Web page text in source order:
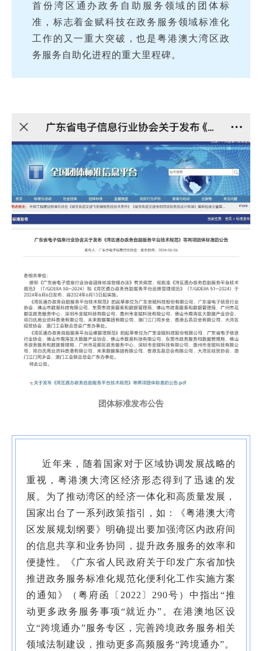
首份湾区通办政务自助服务领域的团体标
准，标志着金赋科技在政务服务领域标准化
工作的又一重大突破，也是粤港澳大湾区政
务服务自助化进程的重大里程碑。
团体标准发布公告
近年来，随着国家对于区域协调发展战略的
重视，粤港澳大湾区经济形态得到了迅速的发
展。为了推动湾区的经济一体化和高质量发展，
国家出台了一系列政策指引，如：《粤港澳大湾
区发展规划纲要》明确提出要加强湾区内政府间
的信息共享和业务协同，提升政务服务的效率和
便捷性。《广东省人民政府关于印发广东省加快
推进政务服务标准化规范化便利化工作实施方案
的通知》（粤府函〔 2022〕290号）中指出“推
动更多政务服务事项“就近办”。在港澳地区设
立“跨境通办”服务专区，完善跨境政务服务相关
领域法制建设，推动更多高频服务“跨境通办”。